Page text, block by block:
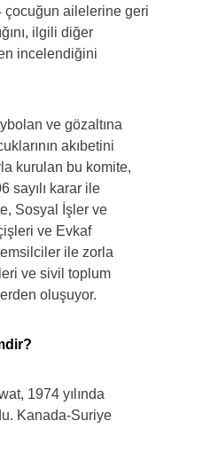
çocuğun ailelerine geri
ilgili diğer
incelendiğini
ve gözaltına
akıbetini
kurulan bu komite,
sayılı karar ile
Sosyal İşler ve
ve Evkaf
ile zorla
ve sivil toplum
oluşuyor.
1974 yılında
Kanada-Suriye